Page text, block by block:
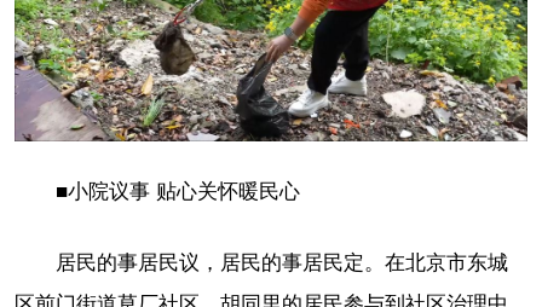
■小院议事 贴心关怀暖民心
居民的事居民议，居民的事居民定。在北京市东城